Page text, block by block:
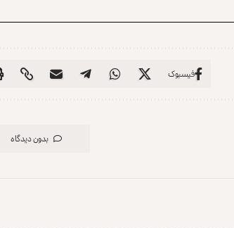
فیسبوک
بدون دیدگاه